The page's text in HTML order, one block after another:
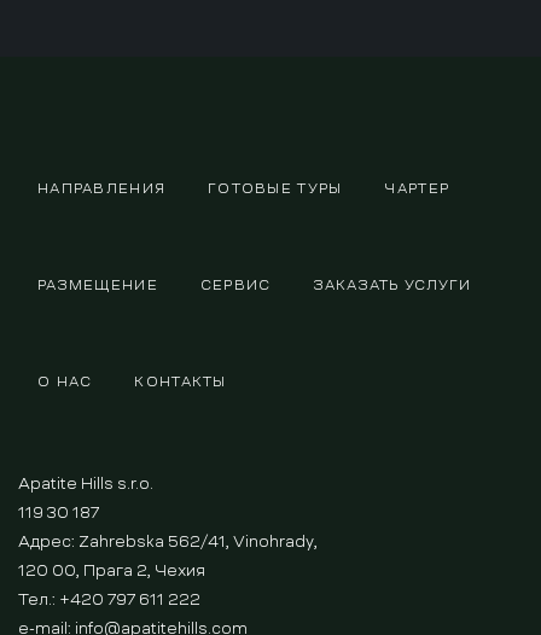
НАПРАВЛЕНИЯ ГОТОВЫЕ ТУРЫ ЧАРТЕР
РАЗМЕЩЕНИЕ СЕРВИС ЗАКАЗАТЬ УСЛУГИ
О НАС КОНТАКТЫ
Apatite Hills s.r.o.
119 30 187
Адрес: Zahrebska 562/41, Vinohrady,
120 00, Прага 2, Чехия
Тел.: +420 797 611 222
e-mail: info@apatitehills.com